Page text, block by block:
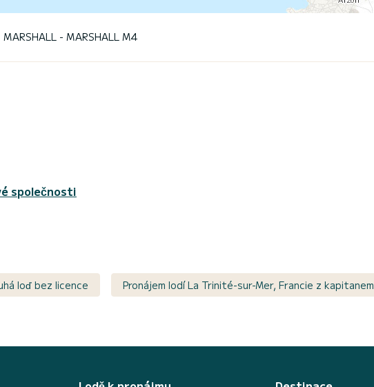
MARSHALL - MARSHALL M4
společnosti
loď bez licence Pronájem lodí La Trinité-sur-Mer, Francie z kapitanem